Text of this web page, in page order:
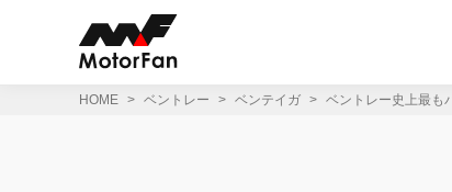
HOME ベントレー ベンテイガ ベントレー史上最も